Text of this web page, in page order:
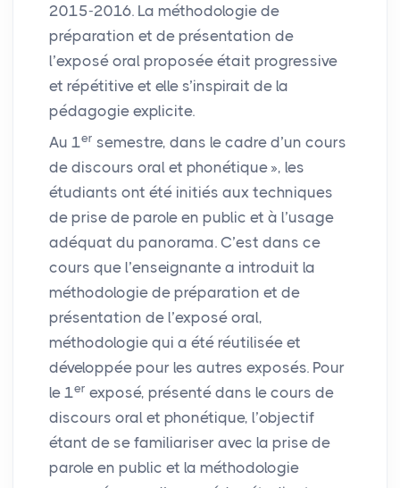
2015-2016. La méthodologie de
préparation et de présentation de
l’exposé oral proposée était progressive
et répétitive et elle s’inspirait de la
pédagogie explicite.
Au 1er semestre, dans le cadre d’un cours
de discours oral et phonétique », les
étudiants ont été initiés aux techniques
de prise de parole en public et à l’usage
adéquat du panorama. C’est dans ce
cours que l’enseignante a introduit la
méthodologie de préparation et de
présentation de l’exposé oral,
méthodologie qui a été réutilisée et
développée pour les autres exposés. Pour
le 1er exposé, présenté dans le cours de
discours oral et phonétique, l’objectif
étant de se familiariser avec la prise de
parole en public et la méthodologie